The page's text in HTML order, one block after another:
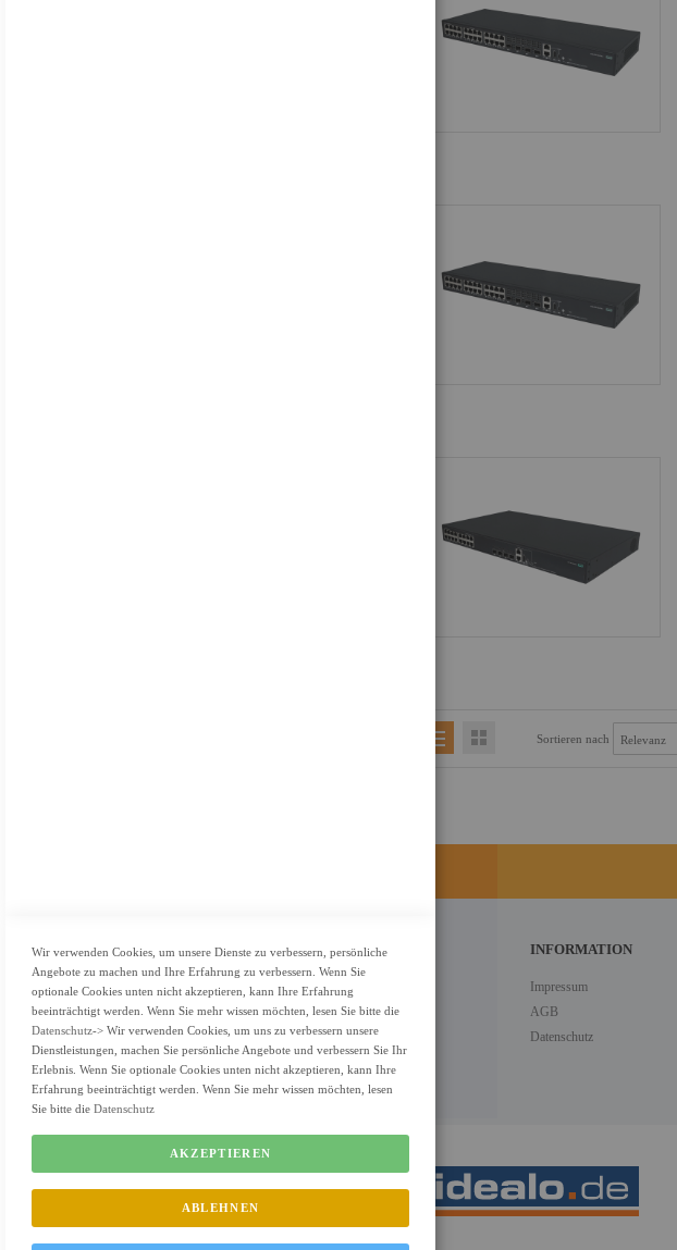
Sortieren nach
KONTAKT
Adresse: Zimbelstrasse 26/13127 Berlin
Berlin, Deutschland
Email: info@f-m-shop.de
INFORMATION
Impressum
AGB
Datenschutz
Wir verwenden Cookies, um unsere Dienste zu verbessern, persönliche
Angebote zu machen und Ihre Erfahrung zu verbessern. Wenn Sie
optionale Cookies unten nicht akzeptieren, kann Ihre Erfahrung
beeinträchtigt werden. Wenn Sie mehr wissen möchten, lesen Sie bitte die
Datenschutz-> Wir verwenden Cookies, um uns zu verbessern unsere
Dienstleistungen, machen Sie persönliche Angebote und verbessern Sie Ihr
Erlebnis. Wenn Sie optionale Cookies unten nicht akzeptieren, kann Ihre
Erfahrung beeinträchtigt werden. Wenn Sie mehr wissen möchten, lesen
Sie bitte die Datenschutz
AKZEPTIEREN
ABLEHNEN